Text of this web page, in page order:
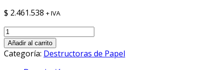
$ 2.461.538 + IVA
Destructora
de
papel
Añadir al carrito
Categoría: Destructoras de Papel